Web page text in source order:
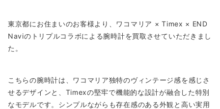
東京都にお住まいのお客様より、ワコマリア × Timex × END
Naviのトリプルコラボによる腕時計を買取させていただきまし
た。
こちらの腕時計は、ワコマリア独特のヴィンテージ感を感じさ
せるデザインと、Timexの堅牢で機能的な設計が融合した特別
なモデルです。シンプルながらも存在感のある外観と高い実用